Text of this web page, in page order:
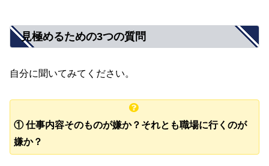
見極めるための3つの質問
自分に聞いてみてください。
① 仕事内容そのものが嫌か？それとも職場に行くのが
嫌か？